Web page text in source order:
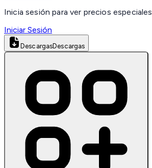
Inicia sesión para ver precios especiales
Iniciar Sesión
DescargasDescargas